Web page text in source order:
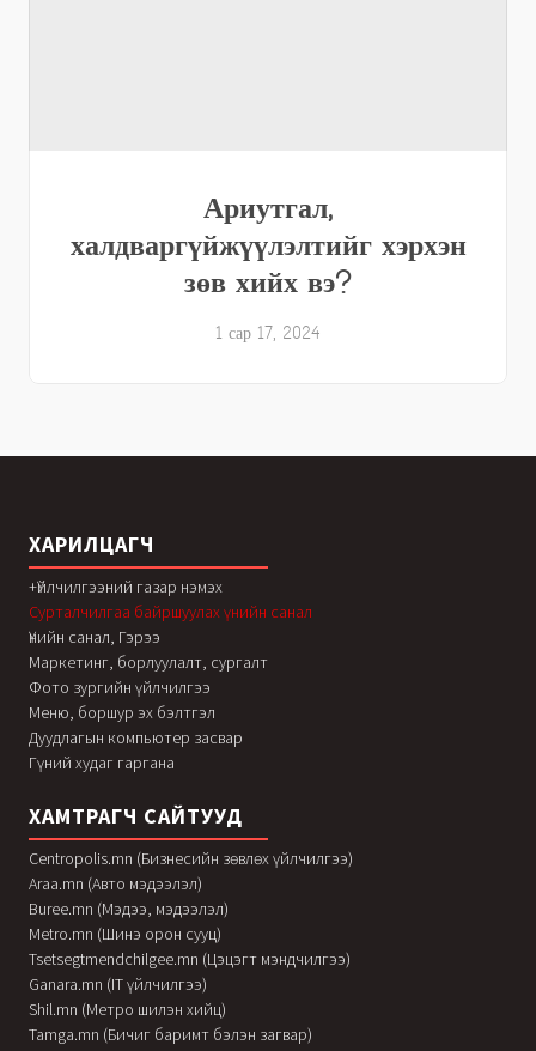
Ариутгал,
халдваргүйжүүлэлтийг хэрхэн
зөв хийх вэ?
1 сар 17, 2024
ХАРИЛЦАГЧ
+Үйлчилгээний газар нэмэх
Сурталчилгаа байршуулах үнийн санал
Үнийн санал, Гэрээ
Маркетинг, борлуулалт, сургалт
Фото зургийн үйлчилгээ
Меню, боршур эх бэлтгэл
Дуудлагын компьютер засвар
Гүний худаг гаргана
ХАМТРАГЧ САЙТУУД
Centropolis.mn (Бизнесийн зөвлөх үйлчилгээ)
Araa.mn (Авто мэдээлэл)
Buree.mn (Мэдээ, мэдээлэл)
Metro.mn (Шинэ орон сууц)
Tsetsegtmendchilgee.mn (Цэцэгт мэндчилгээ)
Ganara.mn (IT үйлчилгээ)
Shil.mn (Метро шилэн хийц)
Tamga.mn (Бичиг баримт бэлэн загвар)